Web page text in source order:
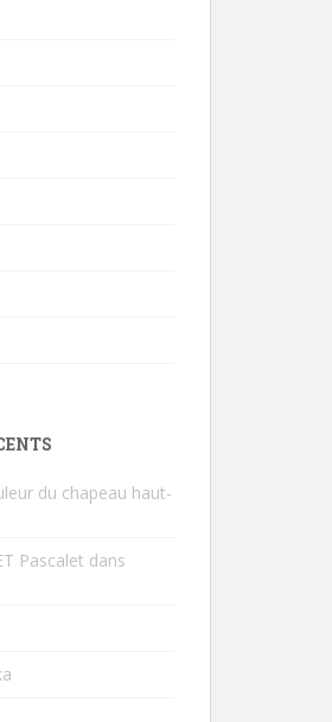
du chapeau haut-
Pascalet dans